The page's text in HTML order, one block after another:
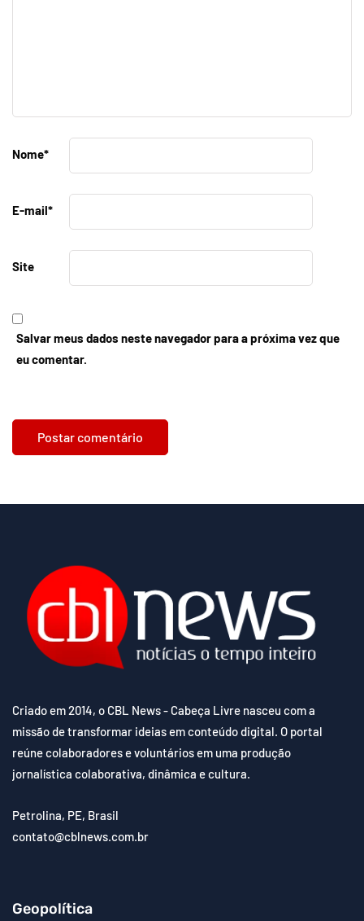
Nome*
E-mail*
Site
Salvar meus dados neste navegador para a próxima vez que
eu comentar.
Criado em 2014, o CBL News - Cabeça Livre nasceu com a
missão de transformar ideias em conteúdo digital. O portal
reúne colaboradores e voluntários em uma produção
jornalística colaborativa, dinâmica e cultura.
Petrolina, PE, Brasil
contato@cblnews.com.br
Geopolítica